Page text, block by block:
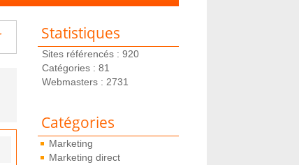
Statistiques
Sites référencés : 920
Catégories : 81
Webmasters : 2731
Catégories
Marketing
Marketing direct